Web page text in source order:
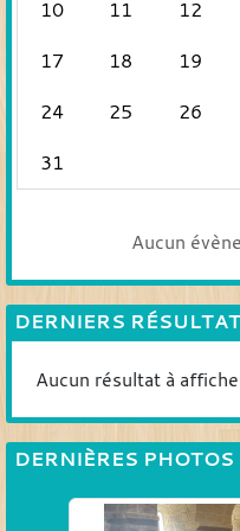
10 11 12
17
18 19
24
25 26
31
Aucun
DERNIERS
Aucun résultat à
DERNIÈRES PHOTOS